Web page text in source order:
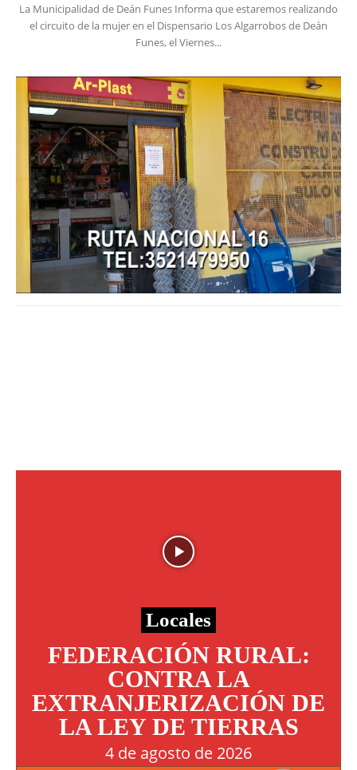
La Municipalidad de Deán Funes Informa que estaremos realizando
el circuito de la mujer en el Dispensario Los Algarrobos de Deán
Funes, el Viernes...
Locales
FEDERACIÓN RURAL:
CONTRA LA
EXTRANJERIZACIÓN DE
LA LEY DE TIERRAS
4 de agosto de 2026